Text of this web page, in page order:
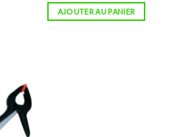
AJOUTER AU PANIER